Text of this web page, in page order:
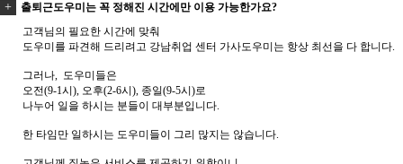
출퇴근도우미는 꼭 정해진 시간에만 이용 가능한가요?
고객님의 필요한 시간에 맞춰
도우미를 파견해 드리려고 강남취업 센터 가사도우미는 항상 최선을 다 합니다.
그러나, 도우미들은
오전(9-1시), 오후(2-6시), 종일(9-5시)로
나누어 일을 하시는 분들이 대부분입니다.
한 타임만 일하시는 도우미들이 그리 많지는 않습니다.